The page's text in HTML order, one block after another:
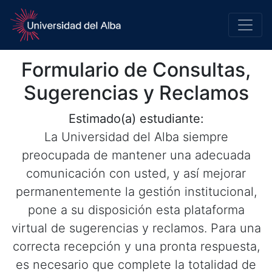
Formulario de Consultas,
Sugerencias y Reclamos
Estimado(a) estudiante:
La Universidad del Alba siempre
preocupada de mantener una adecuada
comunicación con usted, y así mejorar
permanentemente la gestión institucional,
pone a su disposición esta plataforma
virtual de sugerencias y reclamos. Para una
correcta recepción y una pronta respuesta,
es necesario que complete la totalidad de